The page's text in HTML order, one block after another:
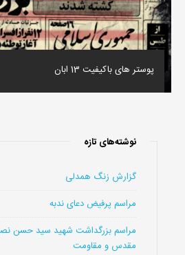
پوستر های باکیفیت 13 ابان
نوشته‌های تازه
گزارش زنگ همدلی
مراسم پرفیض دعای ندبه
مراسم بزرگداشت شهید سید حسن
مقدس و مقاومت